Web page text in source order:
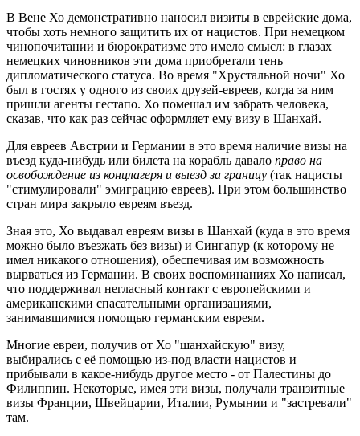
В Вене Хо демонстративно наносил визиты в еврейские дома,
чтобы хоть немного защитить их от нацистов. При немецком
чинопочитании и бюрократизме это имело смысл: в глазах
немецких чиновников эти дома приобретали тень
дипломатического статуса. Во время "Хрустальной ночи" Хо
был в гостях у одного из своих друзей-евреев, когда за ним
пришли агенты гестапо. Хо помешал им забрать человека,
сказав, что как раз сейчас оформляет ему визу в Шанхай.
Для евреев Австрии и Германии в это время наличие визы на
въезд куда-нибудь или билета на корабль давало право на
освобождение из концлагеря и выезд за границу (так нацисты
"стимулировали" эмиграцию евреев). При этом большинство
стран мира закрыло евреям въезд.
Зная это, Хо выдавал евреям визы в Шанхай (куда в это время
можно было въезжать без визы) и Сингапур (к которому не
имел никакого отношения), обеспечивая им возможность
вырваться из Германии. В своих воспоминаниях Хо написал,
что поддерживал негласный контакт с европейскими и
американскими спасательными организациями,
занимавшимися помощью германским евреям.
Многие евреи, получив от Хо "шанхайскую" визу,
выбирались с её помощью из-под власти нацистов и
прибывали в какое-нибудь другое место - от Палестины до
Филиппин. Некоторые, имея эти визы, получали транзитные
визы Франции, Швейцарии, Италии, Румынии и "застревали"
там.